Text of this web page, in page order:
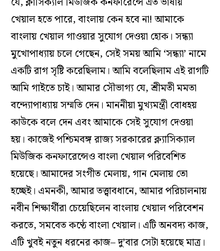
খেয়াল হতে পারে, বাংলায় কেন হবে না! আমাকে
বাংলায় খেয়াল গাওয়ার সুযোগ দেওয়া হোক। সন্ধ্যা
মুখোপাধ্যায় চলে গেছেন, সেই সময় আমি ‘সন্ধ্যা’ নামে
একটি রাগ সৃষ্টি করেছিলাম। আমি বলেছিলাম এই রাগটি
আমি গাইতে চাই। আমার সৌভাগ্য যে, শ্রীমতী মমতা
বন্দ্যোপাধ্যায় সম্মতি দেন। মাননীয়া মুখ্যমন্ত্রী বোধহয়
কাউকে বলে দেন এবং আমাকে সেই সুযোগ দেওয়া
হয়। কাজেই পশ্চিমবঙ্গ রাজ্য সরকারের ক্ল্যাসিক্যাল
মিউজিক কনফারেন্সেও বাংলা খেয়াল পরিবেশিত
হয়েছে। আমাদের সংগীত মেলায়, গান মেলায় তো
হচ্ছেই। এমনকী, আমার তত্ত্বাবধানে, আমার পরিচালনায়
নবীন শিক্ষার্থীরা চেয়েছিলেন বাংলায় খেয়াল পরিবেশন
করতে, সমবেত কণ্ঠে বাংলা খেয়াল। এটি অনবদ্য কাজ,
এটি খুবই নতুন ধরনের কাজ– দু’বার সেটা হয়েছে মাত্র।